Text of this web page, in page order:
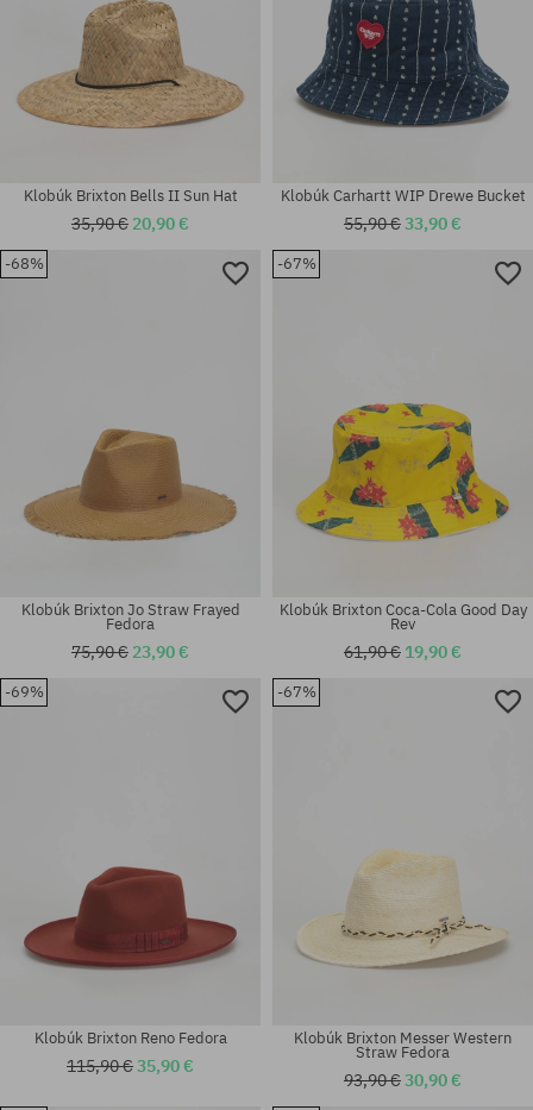
Klobúk Brixton Bells II Sun Hat
35,90 € 20,90 €
Klobúk Carhartt WIP Drewe Bucket
55,90 €33,90 €
-68%
Klobúk Brixton Jo Straw Frayed
Fedora
75,90 € 23,90 €
-67%
Klobúk Brixton Coca-Cola Good Day
Rev
61,90 € 19,90 €
-69%
Klobúk Brixton Reno Fedora
115,90 €35,90 €
-67%
Klobúk Brixton Messer Western
Straw Fedora
93,90 €30,90 €